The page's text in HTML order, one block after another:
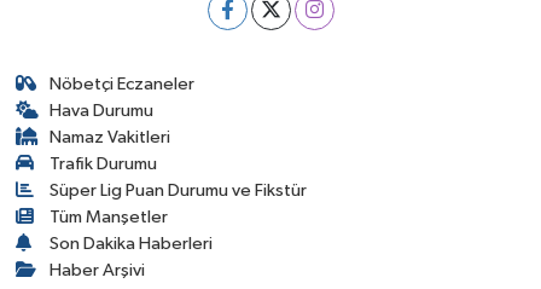
Nöbetçi Eczaneler
Hava Durumu
Namaz Vakitleri
Trafik Durumu
Süper Lig Puan Durumu ve Fikstür
Tüm Manşetler
Son Dakika Haberleri
Haber Arşivi